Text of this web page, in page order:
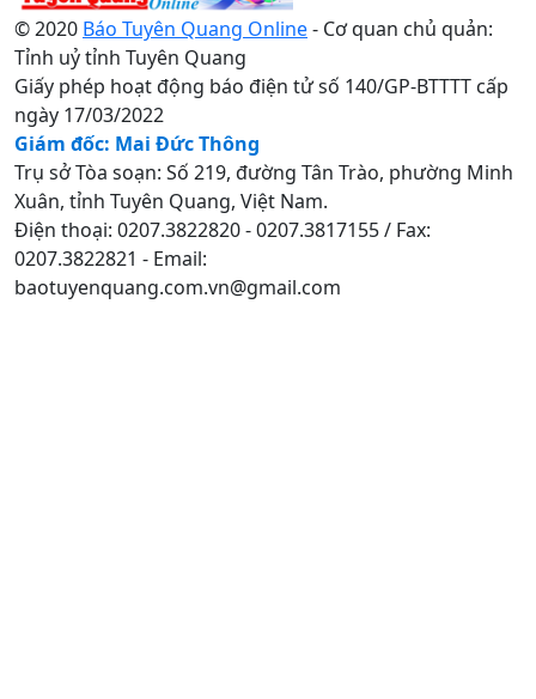
© 2020 Báo Tuyên Quang Online- Cơ quan chủ quản:
Tỉnh uỷ tỉnh Tuyên Quang
Giấy phép hoạt động báo điện tử số 140/GP-BTTTT cấp
ngày 17/03/2022
Giám đốc: Mai Đức Thông
Trụ sở Tòa soạn: Số 219, đường Tân Trào, phường Minh
Xuân, tỉnh Tuyên Quang, Việt Nam.
Điện thoại: 0207.3822820 - 0207.3817155 / Fax:
0207.3822821 - Email:
baotuyenquang.com.vn@gmail.com